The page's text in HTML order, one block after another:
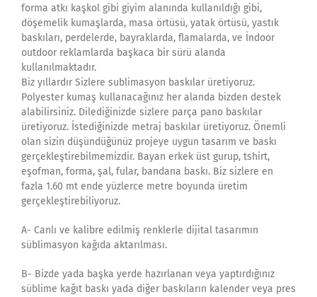
forma atkı kaşkol gibi giyim alanında kullanıldığı gibi,
döşemelik kumaşlarda, masa örtüsü, yatak örtüsü, yastık
baskıları, perdelerde, bayraklarda, flamalarda, ve İndoor
outdoor reklamlarda başkaca bir sürü alanda
kullanılmaktadır.
Biz yıllardır Sizlere sublimasyon baskılar üretiyoruz.
Polyester kumaş kullanacağınız her alanda bizden destek
alabilirsiniz. Dilediğinizde sizlere parça pano baskılar
üretiyoruz. İstediğinizde metraj baskılar üretiyoruz. Önemli
olan sizin düşündüğünüz projeye uygun tasarım ve baskı
gerçekleştirebilmemizdir. Bayan erkek üst gurup, tshirt,
eşofman, forma, şal, fular, bandana baskı. Biz sizlere en
fazla 1.60 mt ende yüzlerce metre boyunda üretim
gerçekleştirebiliyoruz.
A- Canlı ve kalibre edilmiş renklerle dijital tasarımın
süblimasyon kağıda aktarılması.
B- Bizde yada başka yerde hazırlanan veya yaptırdığınız
süblime kağıt baskı yada diğer baskıların kalender veya pres